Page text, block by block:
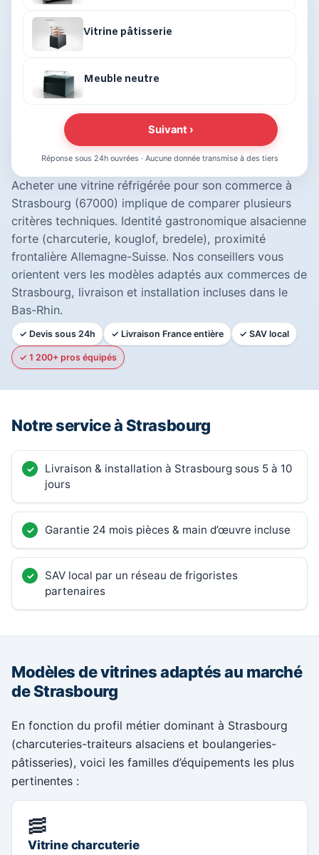
Acheter une vitrine réfrigérée pour son commerce à
Strasbourg (67000) implique de comparer plusieurs
critères techniques. Identité gastronomique alsacienne
forte (charcuterie, kouglof, bredele), proximité
frontalière Allemagne-Suisse. Nos conseillers vous
orientent vers les modèles adaptés aux commerces de
Strasbourg, livraison et installation incluses dans le
Bas-Rhin.
✓ Devis sous 24h ✓ Livraison France entière ✓ SAV local
✓ 1 200+ pros équipés
Vitrine pâtisserie
Meuble neutre
Suivant ›
Réponse sous 24h ouvrées · Aucune donnée transmise à des tiers
Notre service à Strasbourg
Livraison & installation à Strasbourg sous 5 à 10
jours
Garantie 24 mois pièces & main d’œuvre incluse
SAV local par un réseau de frigoristes
partenaires
Modèles de vitrines adaptés au marché
de Strasbourg
En fonction du profil métier dominant à Strasbourg
(charcuteries-traiteurs alsaciens et boulangeries-
pâtisseries), voici les familles d’équipements les plus
pertinentes :
🥓
Vitrine charcuterie